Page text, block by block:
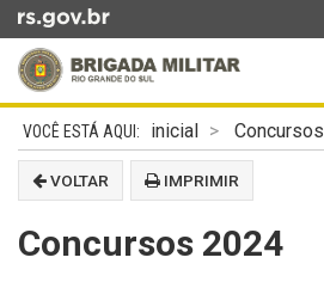
para
conteúdo
para
Início
do
conteúdo
inicial Concursos
VOLTAR IMPRIMIR
Concursos 2024